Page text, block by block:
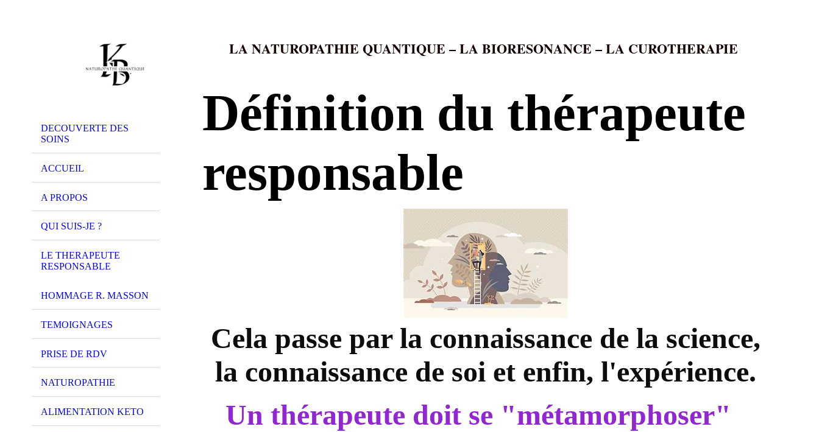
DECOUVERTE DES
SOINS
ACCUEIL
A PROPOS
QUI SUIS-JE ?
LE THERAPEUTE
RESPONSABLE
HOMMAGE R. MASSON
TEMOIGNAGES
PRISE DE RDV
NATUROPATHIE
ALIMENTATION KETO
LA NATUROPATHIE QUANTIQUE – LA BIORESONANCE – LA CUROTHERAPIE
Définition du thérapeute
responsable
Cela passe par la connaissance de la science,
la connaissance de soi et enfin, l'expérience.
Un thérapeute doit se "métamorphoser"